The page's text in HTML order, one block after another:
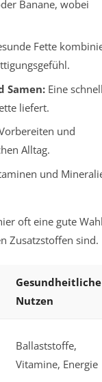
Banane, wobei
Fette
Samen:Eine
liefert.
und
Alltag.
und
oft eine gute
Zusatzstoffen sind.
Nutzen
Ballaststoffe,
Vitamine, Energie